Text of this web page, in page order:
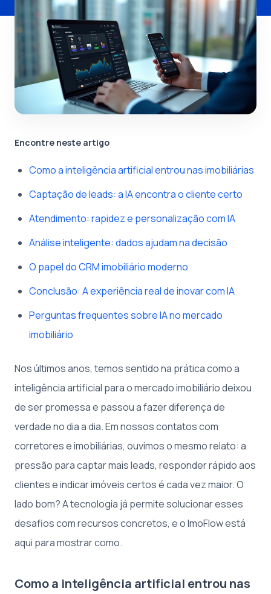
Encontre neste artigo
Como a inteligência artificial entrou nas imobiliárias
Captação de leads: a IA encontra o cliente certo
Atendimento: rapidez e personalização com IA
Análise inteligente: dados ajudam na decisão
O papel do CRM imobiliário moderno
Conclusão: A experiência real de inovar com IA
Perguntas frequentes sobre IA no mercado
imobiliário
Nos últimos anos, temos sentido na prática como a
inteligência artificial para o mercado imobiliário deixou
de ser promessa e passou a fazer diferença de
verdade no dia a dia. Em nossos contatos com
corretores e imobiliárias, ouvimos o mesmo relato: a
pressão para captar mais leads, responder rápido aos
clientes e indicar imóveis certos é cada vez maior. O
lado bom? A tecnologia já permite solucionar esses
desafios com recursos concretos, e o ImoFlow está
aqui para mostrar como.
Como a inteligência artificial entrou nas